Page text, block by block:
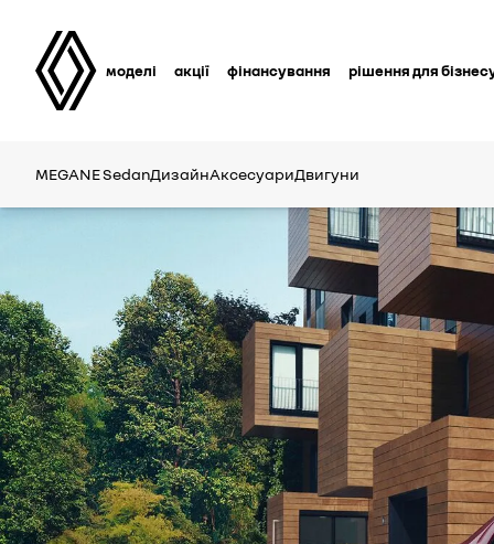
моделі акції фінансування рішення для
MEGANE SedanДизайнАксесуариДвигуни